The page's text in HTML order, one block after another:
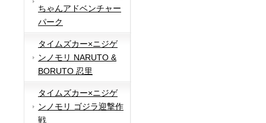
ちゃんアドベンチャー
パーク
タイムズカー×ニジゲ
ンノモリ NARUTO &
BORUTO 忍里
タイムズカー×ニジゲ
ンノモリ ゴジラ迎撃作
戦